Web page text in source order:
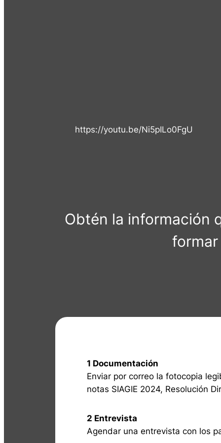
https://youtu.be/Ni5pILo0FgU
Obtén la información
1 Documentación
Enviar por correo la fotocopia
notas SIAGIE 2024, Resolución
2 Entrevista
Agendar una entrevista con los